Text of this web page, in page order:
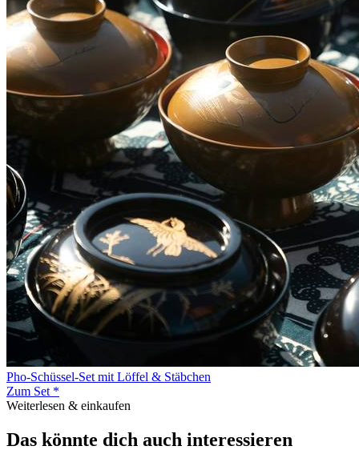
Pho-Schüssel-Set mit Löffel & Stäbchen
Zum Set *
Weiterlesen & einkaufen
Das könnte dich auch interessieren